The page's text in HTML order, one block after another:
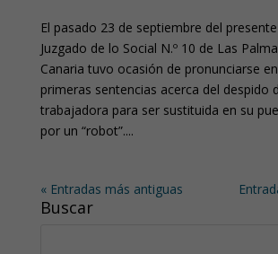
El pasado 23 de septiembre del
Juzgado de lo Social N.º 10 de Las
Canaria tuvo ocasión de pronunciarse
primeras sentencias acerca del despido
trabajadora para ser sustituida en su
por un “robot”....
« Entradas más antiguas
Buscar